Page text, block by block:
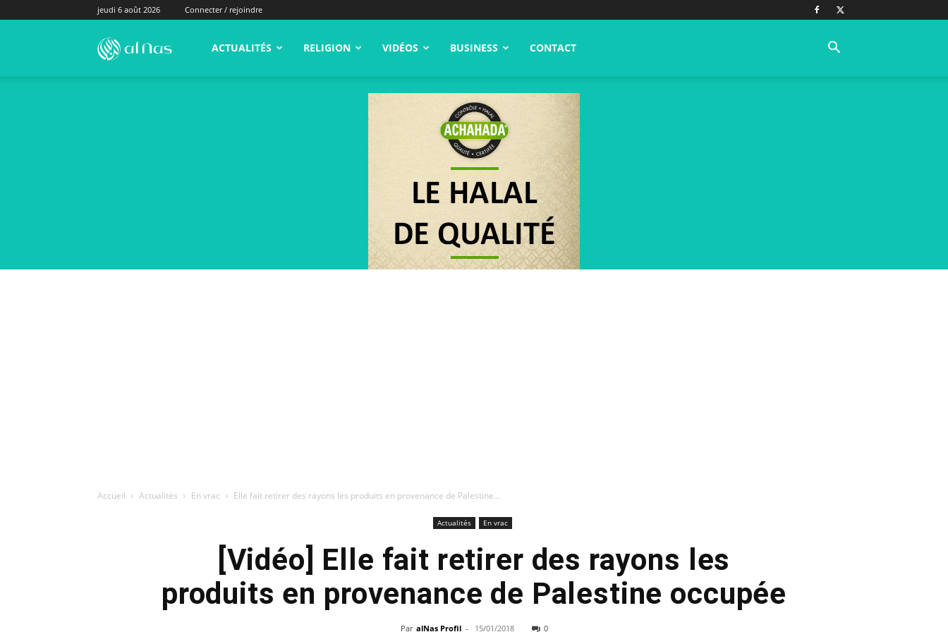
jeudi 6 août 2026 Connecter / rejoindre
alNas.fr ACTUALITÉS RELIGION VIDÉOS BUSINESS CONTACT
Accueil Actualités En vrac Elle fait retirer des rayons les produits en provenance de Palestine...
Actualités En vrac
[Vidéo] Elle fait retirer des rayons les
produits en provenance de Palestine occupée
Par alNas Profil - 15/01/2018 0